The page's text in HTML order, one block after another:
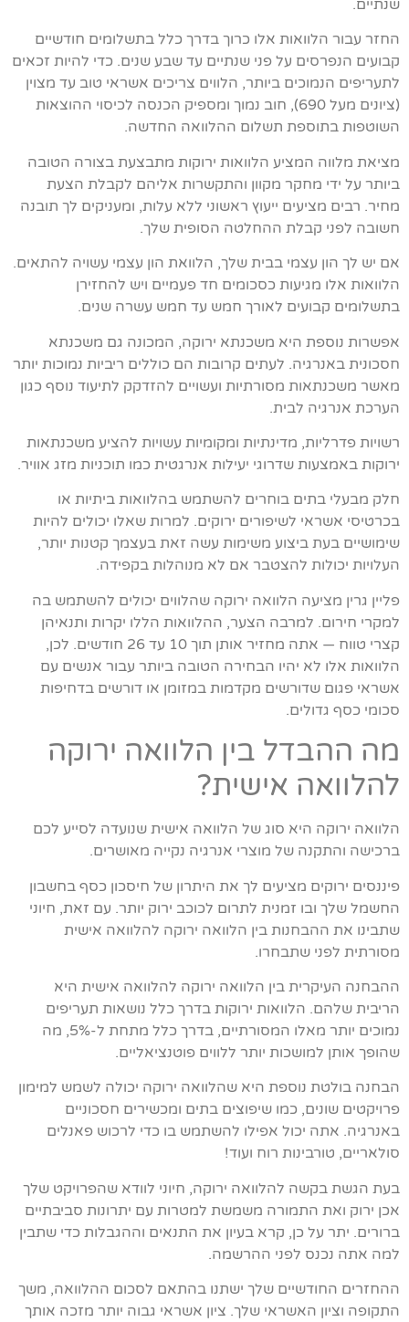
שנתיים.
החזר עבור הלוואות אלו כרוך בדרך כלל בתשלומים חודשיים
קבועים הנפרסים על פני שנתיים עד שבע שנים. כדי להיות זכאים
לתעריפים הנמוכים ביותר, הלווים צריכים אשראי טוב עד מצוין
(ציונים מעל 690), חוב נמוך ומספיק הכנסה לכיסוי ההוצאות
השוטפות בתוספת תשלום ההלוואה החדשה.
מציאת מלווה המציע הלוואות ירוקות מתבצעת בצורה הטובה
ביותר על ידי מחקר מקוון והתקשרות אליהם לקבלת הצעת
מחיר. רבים מציעים ייעוץ ראשוני ללא עלות, ומעניקים לך תובנה
חשובה לפני קבלת ההחלטה הסופית שלך.
אם יש לך הון עצמי בבית שלך, הלוואת הון עצמי עשויה להתאים.
הלוואות אלו מגיעות כסכומים חד פעמיים ויש להחזירן
בתשלומים קבועים לאורך חמש עד חמש עשרה שנים.
אפשרות נוספת היא משכנתא ירוקה, המכונה גם משכנתא
חסכונית באנרגיה. לעתים קרובות הם כוללים ריביות נמוכות יותר
מאשר משכנתאות מסורתיות ועשויים להזדקק לתיעוד נוסף כגון
הערכת אנרגיה לבית.
רשויות פדרליות, מדינתיות ומקומיות עשויות להציע משכנתאות
ירוקות באמצעות שדרוגי יעילות אנרגטית כמו תוכניות מזג אוויר.
חלק מבעלי בתים בוחרים להשתמש בהלוואות ביתיות או
בכרטיסי אשראי לשיפורים ירוקים. למרות שאלו יכולים להיות
שימושיים בעת ביצוע משימות עשה זאת בעצמך קטנות יותר,
העלויות יכולות להצטבר אם לא מנוהלות בקפידה.
פליין גרין מציעה הלוואה ירוקה שהלווים יכולים להשתמש בה
למקרי חירום. למרבה הצער, ההלוואות הללו יקרות ותנאיהן
קצרי טווח — אתה מחזיר אותן תוך 10 עד 26 חודשים. לכן,
הלוואות אלו לא יהיו הבחירה הטובה ביותר עבור אנשים עם
אשראי פגום שדורשים מקדמות במזומן או דורשים בדחיפות
סכומי כסף גדולים.
מה ההבדל בין הלוואה ירוקה
להלוואה אישית?
הלוואה ירוקה היא סוג של הלוואה אישית שנועדה לסייע לכם
ברכישה והתקנה של מוצרי אנרגיה נקייה מאושרים.
פיננסים ירוקים מציעים לך את היתרון של חיסכון כסף בחשבון
החשמל שלך ובו זמנית לתרום לכוכב ירוק יותר. עם זאת, חיוני
שתבינו את ההבחנות בין הלוואה ירוקה להלוואה אישית
מסורתית לפני שתבחרו.
ההבחנה העיקרית בין הלוואה ירוקה להלוואה אישית היא
הריבית שלהם. הלוואות ירוקות בדרך כלל נושאות תעריפים
נמוכים יותר מאלו המסורתיים, בדרך כלל מתחת ל-5%, מה
שהופך אותן למושכות יותר ללווים פוטנציאליים.
הבחנה בולטת נוספת היא שהלוואה ירוקה יכולה לשמש למימון
פרויקטים שונים, כמו שיפוצים בתים ומכשירים חסכוניים
באנרגיה. אתה יכול אפילו להשתמש בו כדי לרכוש פאנלים
סולאריים, טורבינות רוח ועוד!
בעת הגשת בקשה להלוואה ירוקה, חיוני לוודא שהפרויקט שלך
אכן ירוק ואת התמורה משמשת למטרות עם יתרונות סביבתיים
ברורים. יתר על כן, קרא בעיון את התנאים וההגבלות כדי שתבין
למה אתה נכנס לפני ההרשמה.
ההחזרים החודשיים שלך ישתנו בהתאם לסכום ההלוואה, משך
התקופה וציון האשראי שלך. ציון אשראי גבוה יותר מזכה אותך